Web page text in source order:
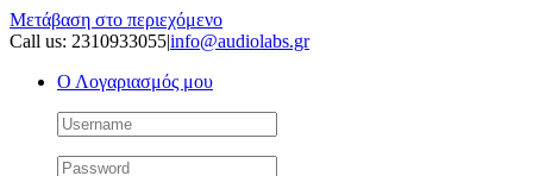
Μετάβαση στο περιεχόμενο
Call us: 2310933055|info@audiolabs.gr
Ο Λογαριασμός μου